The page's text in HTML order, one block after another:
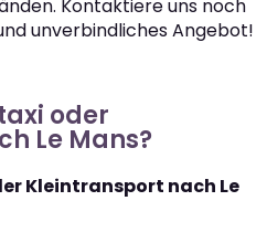
Kontaktiere uns noch
unverbindliches Angebot!
oder
Le Mans?
Kleintransport nach Le